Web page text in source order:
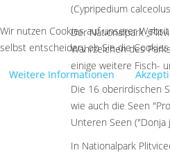
(Cypripedium
Der Nationalpark
Wahrzeichen des
einige weitere Fisch-
Die 16 oberirdischen
wie auch die Seen
Unteren Seen ("Donja
In Nationalpark
Wir nutzen Cookies auf unserer
selbst entscheiden, ob Sie die
Weitere Informationen